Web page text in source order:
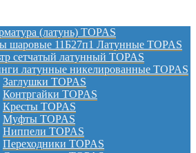
(латунь) TOPAS
шаровые 11Б27п1 Латунные TOPAS
сетчатый латунный TOPAS
латунные никелированные TOPAS
Заглушки TOPAS
Контргайки TOPAS
Кресты TOPAS
Муфты TOPAS
Ниппели TOPAS
Переходники TOPAS